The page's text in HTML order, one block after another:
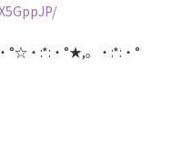
°☆・:*:・°★,。・:*:・°